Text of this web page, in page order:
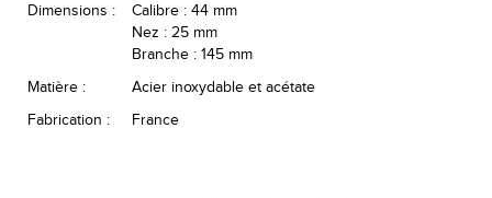
Dimensions :
Calibre : 44 mm
Nez : 25 mm
Branche : 145 mm
Matière :
Acier inoxydable et acétate
Fabrication :
France